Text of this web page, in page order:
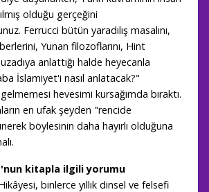
olduğu gerçeğini
Ferrucci bütün yaradılış masalını,
Yunan filozoflarını, Hint
anlattığı halde heyecanla
İslamiyet'i nasıl anlatacak?"
hevesimi kursağımda bıraktı.
en ufak şeyden "rencide
böylesinin daha hayırlı olduğuna
kitapla ilgili yorumu
binlerce yıllık dinsel ve felsefi